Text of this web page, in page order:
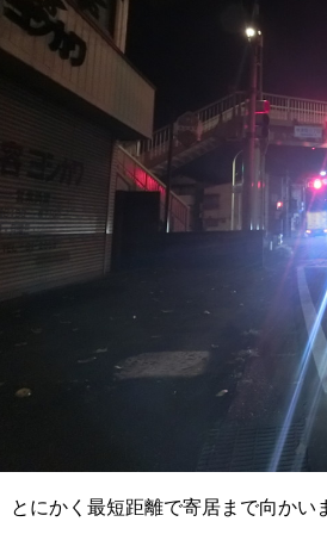
とにかく最短距離で寄居まで向かい